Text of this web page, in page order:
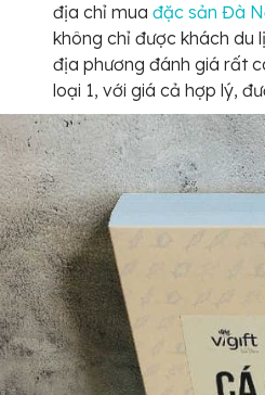
địa chỉ muađặc sản Đà
không chỉ được khách du
địa phương đánh giá rất
loại 1, với giá cả hợp lý,